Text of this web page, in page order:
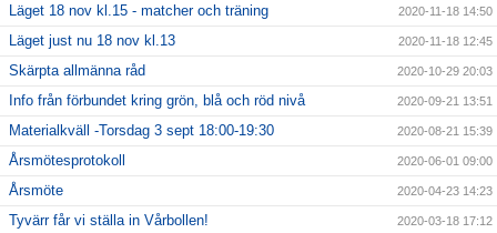
Läget 18 nov kl.15 - matcher och träning 2020-11-18 14:50
Läget just nu 18 nov kl.13 2020-11-18 12:45
Skärpta allmänna råd 2020-10-29 20:03
Info från förbundet kring grön, blå och röd nivå 2020-09-21 13:51
Materialkväll -Torsdag 3 sept 18:00-19:30 2020-08-21 15:39
Årsmötesprotokoll 2020-06-01 09:00
Årsmöte 2020-04-23 14:23
Tyvärr får vi ställa in Vårbollen! 2020-03-18 17:12